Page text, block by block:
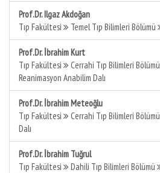
Prof.Dr. Ilgaz Akdoğan
Tıp Fakültesi
Temel Tıp Bilimleri Bölümü
Prof.Dr. İbrahim Kurt
Tıp Fakültesi
Cerrahi Tıp Bilimleri Bölümü
Reanimasyon Anabilim Dalı
Prof.Dr. İbrahim Meteoğlu
Tıp Fakültesi
Cerrahi Tıp Bilimleri Bölümü
Dalı
Prof.Dr. İbrahim Tuğrul
Tıp Fakültesi
Dahili Tıp Bilimleri Bölümü